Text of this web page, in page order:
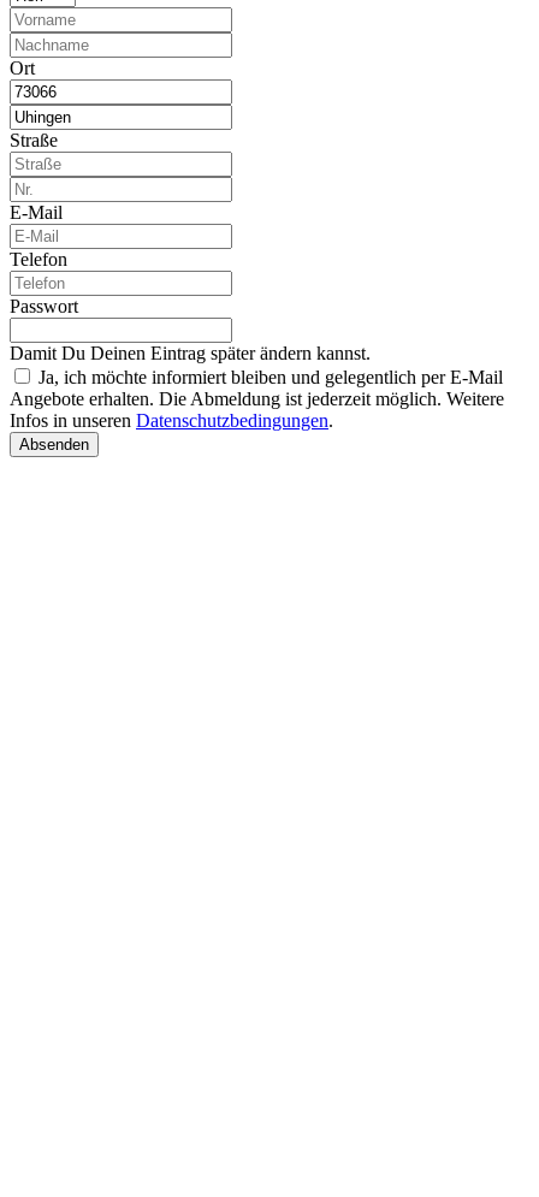
Ort
Straße
E-Mail
Telefon
Passwort
Damit Du Deinen Eintrag später ändern kannst.
Ja, ich möchte informiert bleiben und gelegentlich per E-Mail
Angebote erhalten. Die Abmeldung ist jederzeit möglich. Weitere
Infos in unseren Datenschutzbedingungen.
Absenden